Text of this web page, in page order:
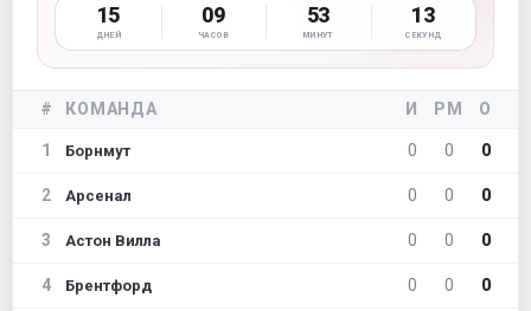
15
ДНЕЙ
09
ЧАСОВ
53
МИНУТ
12
СЕКУНД
# КОМАНДА И РМ О
1 Борнмут 0 0 0
2 Арсенал 0 0 0
3 Астон Вилла 0 0 0
4 Брентфорд 0 0 0